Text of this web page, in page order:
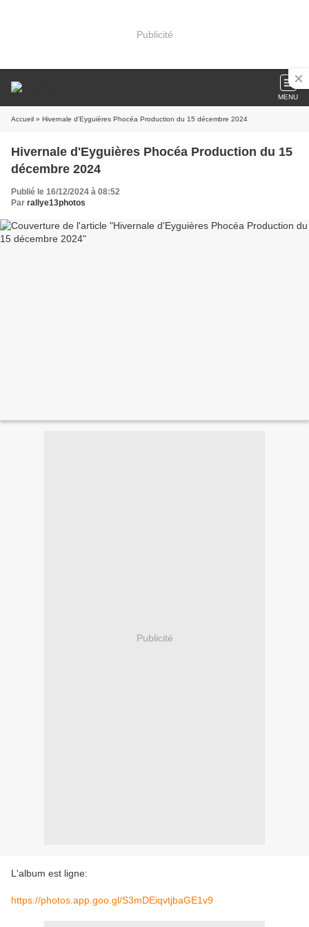
Publicité
MENU
Accueil » Hivernale d'Eyguières Phocéa Production du 15 décembre 2024
Hivernale d'Eyguières Phocéa Production du 15
décembre 2024
Publié le 16/12/2024 à 08:52
Par rallye13photos
Publicité
L'album est ligne:
https://photos.app.goo.gl/S3mDEiqvtjbaGE1v9